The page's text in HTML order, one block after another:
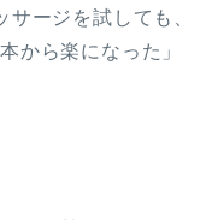
ージを試しても、
から楽になった」